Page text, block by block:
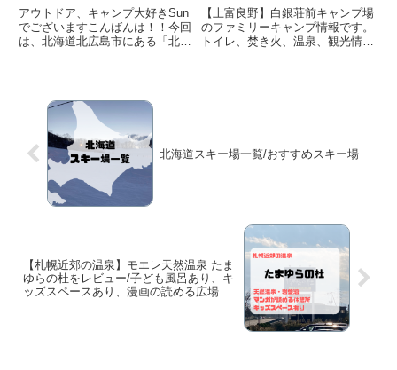
設備がキレイで快適に過ご
せる北海道のキャンプ場
アウトドア、キャンプ大好きSun
でございますこんばんは！！今回
は、北海道北広島市にある「北広
エルでエリア分けされていま
す) を利用しましたが、設備
報紹介！！
【上富良野】白銀荘前キャンプ場
のファミリーキャンプ情報です。
トイレ、焚き火、温泉、観光情報
北海道スキー場一覧/おすすめスキー場
【札幌近郊の温泉】モエレ天然温泉 たま
ゆらの杜をレビュー/子ども風呂あり、キ
ッズスペースあり、漫画の読める広場あ